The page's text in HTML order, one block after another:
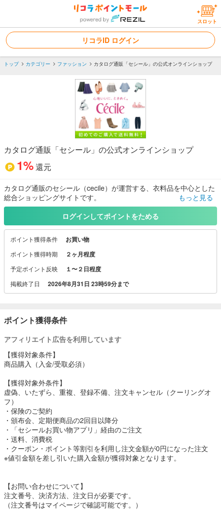
スロット
リコラID ログイン
トップ カテゴリー ファッション カタログ通販「セシール」の公式オンラインショップ
カタログ通販「セシール」の公式オンラインショップ
1%還元
カタログ通販のセシール（cecile）が運営する、衣料品を中心とした
総合ショッピングサイトです。
インナー、レディース・メンズ・ティーンズファッション、寝具・
インテリア雑貨、美容・健康まで豊富な商品ラインナップで多数の
商品を取り揃えています。初めてのご注文は送料無料、WEB限定キ
ャンペーンやシーズンセールも随時開催しています。
もっと見る
ログインしてポイントをためる
ポイント獲得条件 お買い物
ポイント獲得時期 ２ヶ月程度
予定ポイント反映 １〜２日程度
掲載終了日 2026年8月31日 23時59分まで
ポイント獲得条件
アフィリエイト広告を利用しています
【獲得対象条件】
商品購入（入金/受取必須）
【獲得対象外条件】
虚偽、いたずら、重複、登録不備、注文キャンセル（クーリングオ
フ）
・保険のご契約
・頒布会、定期便商品の2回目以降分
・「セシールお買い物アプリ」経由のご注文
・送料、消費税
・クーポン・ポイント等割引を利用し注文金額が0円になった注文
※値引金額を差し引いた購入金額が獲得対象となります。
【お問い合わせについて】
注文番号、決済方法、注文日が必要です。
（注文番号はマイページで確認可能です。）